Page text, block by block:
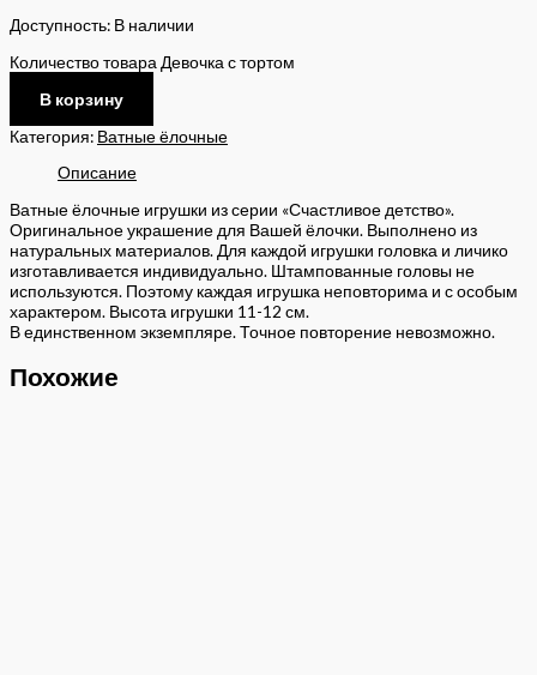
Доступность: В наличии
Количество товара Девочка с тортом
В корзину
Категория: Ватные ёлочные
Описание
Ватные ёлочные игрушки из серии «Счастливое детство».
Оригинальное украшение для Вашей ёлочки. Выполнено из
натуральных материалов. Для каждой игрушки головка и личико
изготавливается индивидуально. Штампованные головы не
используются. Поэтому каждая игрушка неповторима и с особым
характером. Высота игрушки 11-12 см.
В единственном экземпляре. Точное повторение невозможно.
Похожие